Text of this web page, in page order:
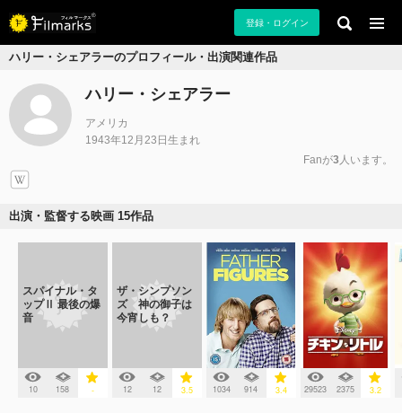
登録・ログイン
ハリー・シェアラーのプロフィール・出演関連作品
ハリー・シェアラー
アメリカ
1943年12月23日生まれ
Fanが3 人います。
出演・監督する映画 15作品
スパイナル・タ
ップⅡ 最後の爆
音
10 158 -
ザ・シンプソン
ズ 神の御子は
今宵しも？
12 12 3.5 1034 914 3.4 29523 2375 3.2